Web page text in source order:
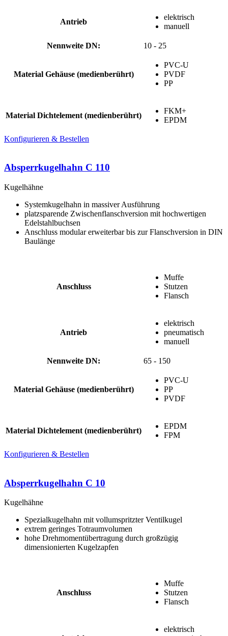
Antrieb
elektrisch
manuell
Nennweite DN: 10 - 25
Material Gehäuse (medienberührt)
PVC-U
PVDF
PP
Material Dichtelement (medienberührt)
FKM+
EPDM
Konfigurieren & Bestellen
Absperrkugelhahn C 110
Kugelhähne
Systemkugelhahn in massiver Ausführung
platzsparende Zwischenflanschversion mit hochwertigen
Edelstahlbuchsen
Anschluss modular erweiterbar bis zur Flanschversion in DIN
Baulänge
Anschluss
Muffe
Stutzen
Flansch
Antrieb
elektrisch
pneumatisch
manuell
Nennweite DN: 65 - 150
Material Gehäuse (medienberührt)
PVC-U
PP
PVDF
Material Dichtelement (medienberührt)
EPDM
FPM
Konfigurieren & Bestellen
Absperrkugelhahn C 10
Kugelhähne
Spezialkugelhahn mit vollumspritzter Ventilkugel
extrem geringes Totraumvolumen
hohe Drehmomentübertragung durch großzügig
dimensionierten Kugelzapfen
Anschluss
Muffe
Stutzen
Flansch
elektrisch